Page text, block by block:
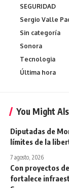
SEGURIDAD
Sergio Valle
Sin categoría
Sonora
Tecnologia
Última hora
You Might
Diputadas de
límites de la
7 agosto, 2026
Con proyectos
fortalece